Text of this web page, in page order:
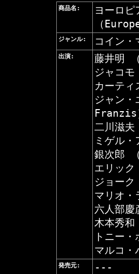
商品名:
ヨーロ
（
ジャンル: コイン・
出演:
藤井明
ジャコ
カーテ
ジャン
Franzis
二川滋
ミゲル
銀次郎
エリッ
ジョー
マリオ
六人部
木本秀
トニー
マルコ
発売元: ---